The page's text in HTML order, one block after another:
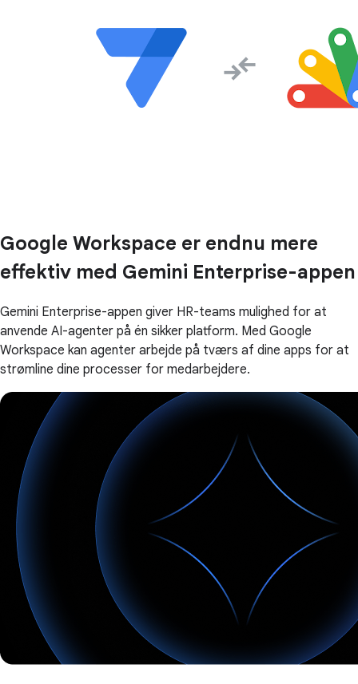
Google Workspace er endnu mere
effektiv med Gemini Enterprise-appen
Gemini Enterprise-appen giver HR-teams mulighed for at
anvende AI-agenter på én sikker platform. Med Google
Workspace kan agenter arbejde på tværs af dine apps for at
strømline dine processer for medarbejdere.